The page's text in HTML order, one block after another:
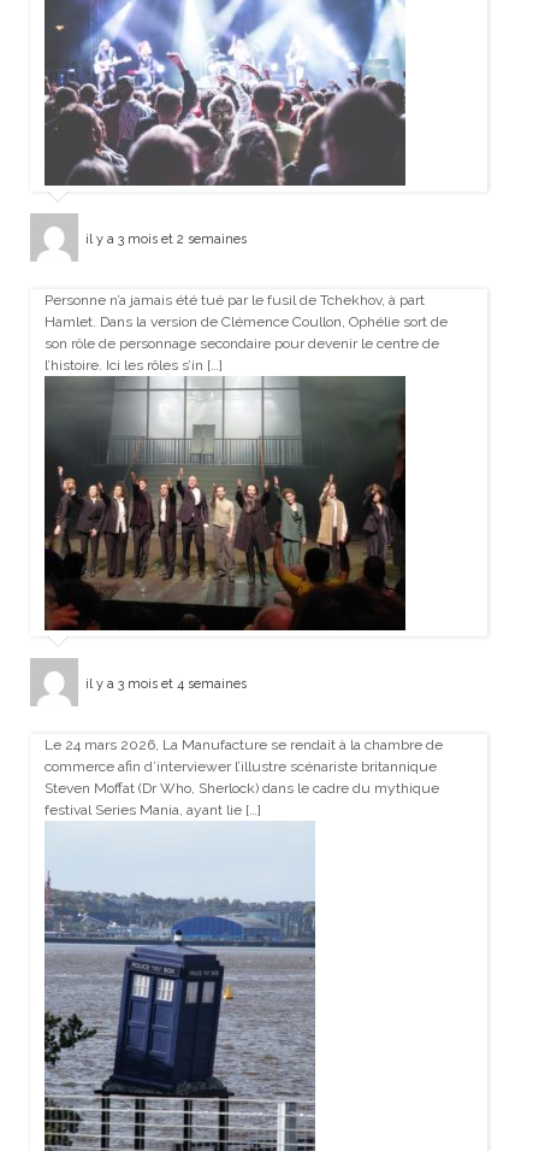
il y a 3 mois et 2 semaines
Personne n’a jamais été tué par le fusil de Tchekhov, à part
Hamlet. Dans la version de Clémence Coullon, Ophélie sort de
son rôle de personnage secondaire pour devenir le centre de
l’histoire. Ici les rôles s’in […]
il y a 3 mois et 4 semaines
Le 24 mars 2026, La Manufacture se rendait à la chambre de
commerce afin d’interviewer l’illustre scénariste britannique
Steven Moffat (Dr Who, Sherlock) dans le cadre du mythique
festival Series Mania, ayant lie […]